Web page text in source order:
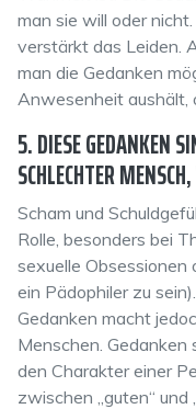
man sie will oder
verstärkt das Leiden.
man die Gedanken
Anwesenheit aushält,
5. DIESE GEDANKEN
SCHLECHTER
Scham und
Rolle, besonders bei
sexuelle Obsessionen
ein Pädophiler zu
Gedanken macht
Menschen. Gedanken
den Charakter einer
zwischen „guten“ und